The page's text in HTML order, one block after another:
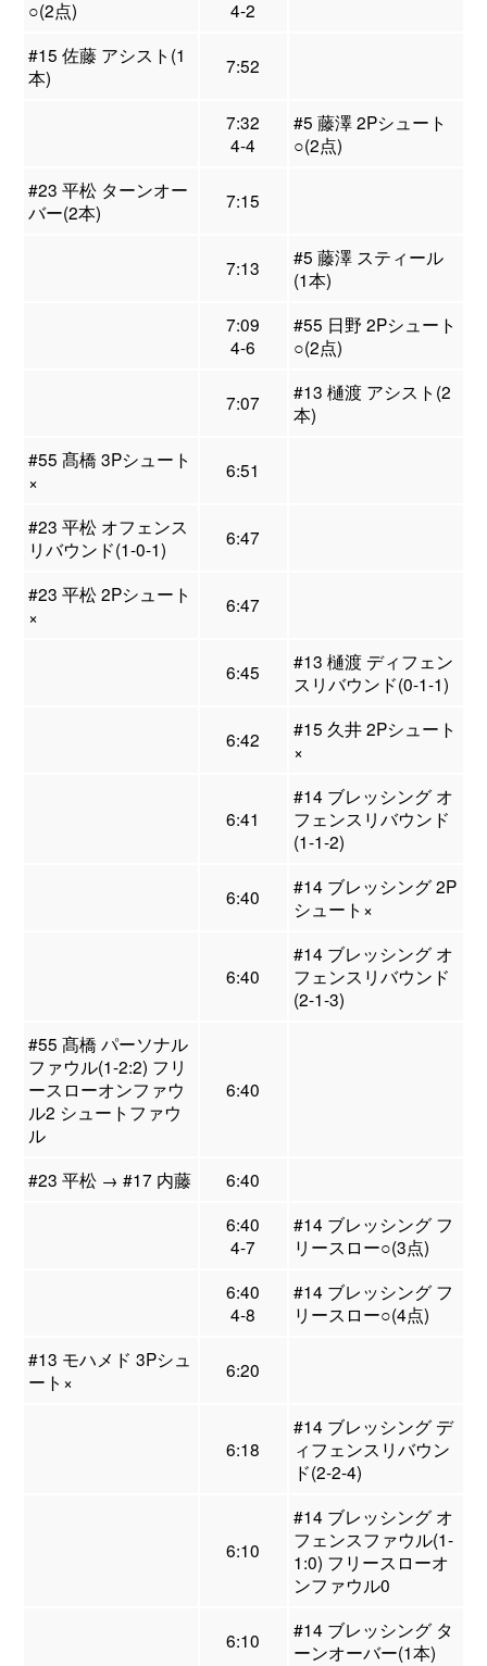
○(2点)
4-2
#15 佐藤 アシスト(1
本)
7:52
7:32
4-4
#5 藤澤 2Pシュート
○(2点)
#23 平松 ターンオー
バー(2本)
7:15
7:13
#5 藤澤 スティール
(1本)
7:09
4-6
#55 日野 2Pシュート
○(2点)
7:07
#13 樋渡 アシスト(2
本)
#55 髙橋 3Pシュート
×
6:51
#23 平松 オフェンス
リバウンド(1-0-1)
6:47
#23 平松 2Pシュート
×
6:47
6:45
#13 樋渡 ディフェン
スリバウンド(0-1-1)
6:42
#15 久井 2Pシュート
×
6:41
#14 ブレッシング オ
フェンスリバウンド
(1-1-2)
6:40
#14 ブレッシング 2P
シュート×
6:40
#14 ブレッシング オ
フェンスリバウンド
(2-1-3)
#55 髙橋 パーソナル
ファウル(1-2:2) フリ
ースローオンファウ
ル2 シュートファウ
ル
6:40
#23 平松 → #17 内藤
6:40
6:40
4-7
#14 ブレッシング フ
リースロー○(3点)
6:40
4-8
#14 ブレッシング フ
リースロー○(4点)
#13 モハメド 3Pシュ
ート×
6:20
6:18
#14 ブレッシング デ
ィフェンスリバウン
ド(2-2-4)
6:10
#14 ブレッシング オ
フェンスファウル(1-
1:0) フリースローオ
ンファウル0
6:10
#14 ブレッシング タ
ーンオーバー(1本)